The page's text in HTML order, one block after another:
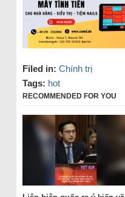
Filed in: Chính trị
Tags: hot
RECOMMENDED FOR YOU